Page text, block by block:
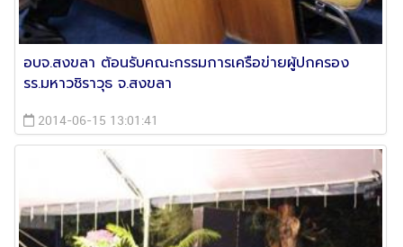
อบจ.สงขลา ต้อนรับคณะกรรมการเครือข่ายผู้ปกครอง
รร.มหาวชิราวุธ จ.สงขลา
2014-06-15 13:01:41